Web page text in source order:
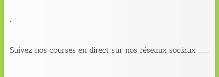
.
Suivez nos courses en direct sur nos réseaux sociaux